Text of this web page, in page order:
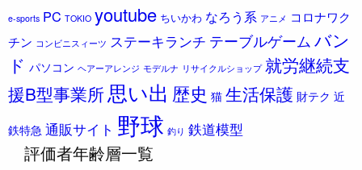
e-sports PC TOKIO youtube ちいかわ なろう系 アニメ コロナワク
チン コンビニスィーツ ステーキランチ テーブルゲーム バン
ド パソコン ヘアーアレンジ モデルナ リサイクルショップ 就労継続支
援B型事業所 思い出 歴史 猫 生活保護 財テク 近
鉄特急 通販サイト 野球 釣り 鉄道模型
評価者年齢層一覧